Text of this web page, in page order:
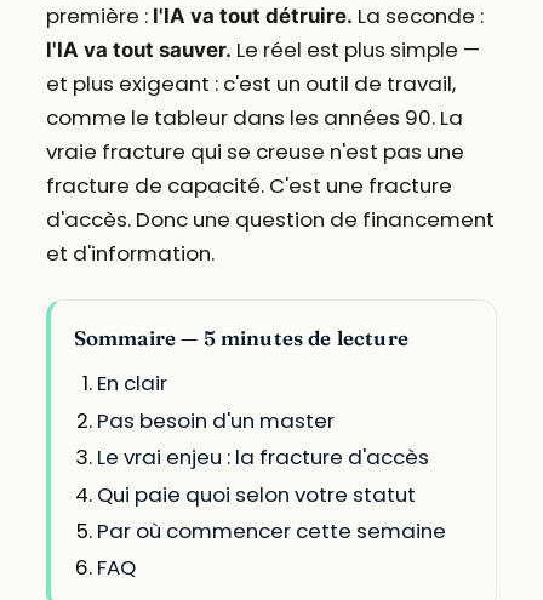
première : l'IA va tout détruire. La seconde :
l'IA va tout sauver. Le réel est plus simple —
et plus exigeant : c'est un outil de travail,
comme le tableur dans les années 90. La
vraie fracture qui se creuse n'est pas une
fracture de capacité. C'est une fracture
d'accès. Donc une question de financement
et d'information.
Sommaire — 5 minutes de lecture
En clair
Pas besoin d'un master
Le vrai enjeu : la fracture d'accès
Qui paie quoi selon votre statut
Par où commencer cette semaine
FAQ